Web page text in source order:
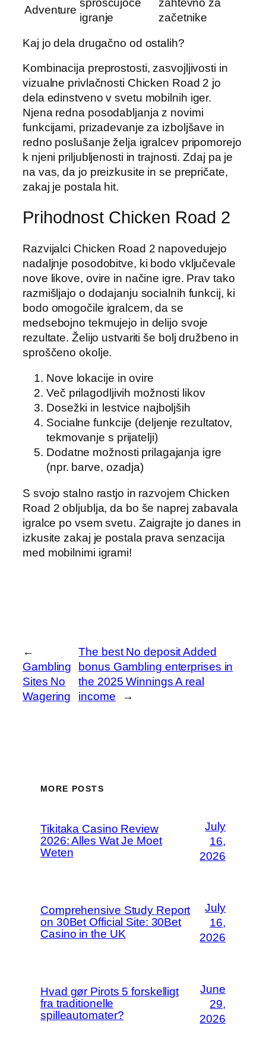
Adventure
igranje
začetnike
Kaj jo dela drugačno od ostalih?
Kombinacija preprostosti, zasvojljivosti in
vizualne privlačnosti Chicken Road 2 jo
dela edinstveno v svetu mobilnih iger.
Njena redna posodabljanja z novimi
funkcijami, prizadevanje za izboljšave in
redno poslušanje želja igralcev pripomorejo
k njeni priljubljenosti in trajnosti. Zdaj pa je
na vas, da jo preizkusite in se prepričate,
zakaj je postala hit.
Prihodnost Chicken Road 2
Razvijalci Chicken Road 2 napovedujejo
nadaljnje posodobitve, ki bodo vključevale
nove likove, ovire in načine igre. Prav tako
razmišljajo o dodajanju socialnih funkcij, ki
bodo omogočile igralcem, da se
medsebojno tekmujejo in delijo svoje
rezultate. Želijo ustvariti še bolj družbeno in
sproščeno okolje.
Nove lokacije in ovire
Več prilagodljivih možnosti likov
Dosežki in lestvice najboljših
Socialne funkcije (deljenje rezultatov,
tekmovanje s prijatelji)
Dodatne možnosti prilagajanja igre
(npr. barve, ozadja)
S svojo stalno rastjo in razvojem Chicken
Road 2 obljublja, da bo še naprej zabavala
igralce po vsem svetu. Zaigrajte jo danes in
izkusite zakaj je postala prava senzacija
med mobilnimi igrami!
←
Gambling
Sites No
Wagering
The best No deposit Added
bonus Gambling enterprises in
the 2025 Winnings A real
income
→
MORE POSTS
Tikitaka Casino Review
2026: Alles Wat Je Moet
Weten
July
16,
2026
Comprehensive Study Report
on 30Bet Official Site: 30Bet
Casino in the UK
July
16,
2026
Hvad gør Pirots 5 forskelligt
fra traditionelle
spilleautomater?
June
29,
2026